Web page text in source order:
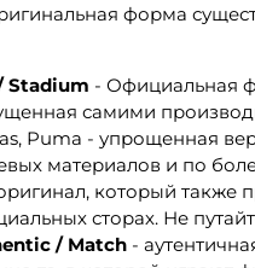
форма
Stadium - Официальная
самими
Puma - упрощенная
материалов и по
который также
сторах. Не
/ Match -